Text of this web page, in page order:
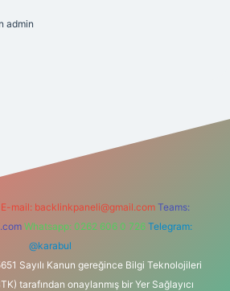
admin
E-mail: backlinkpaneli@gmail.com Teams:
Whatsapp: 0262 606 0 726 Telegram:
@karabul
Sayılı Kanun gereğince Bilgi Teknolojileri
tarafından onaylanmış bir Yer Sağlayıcı